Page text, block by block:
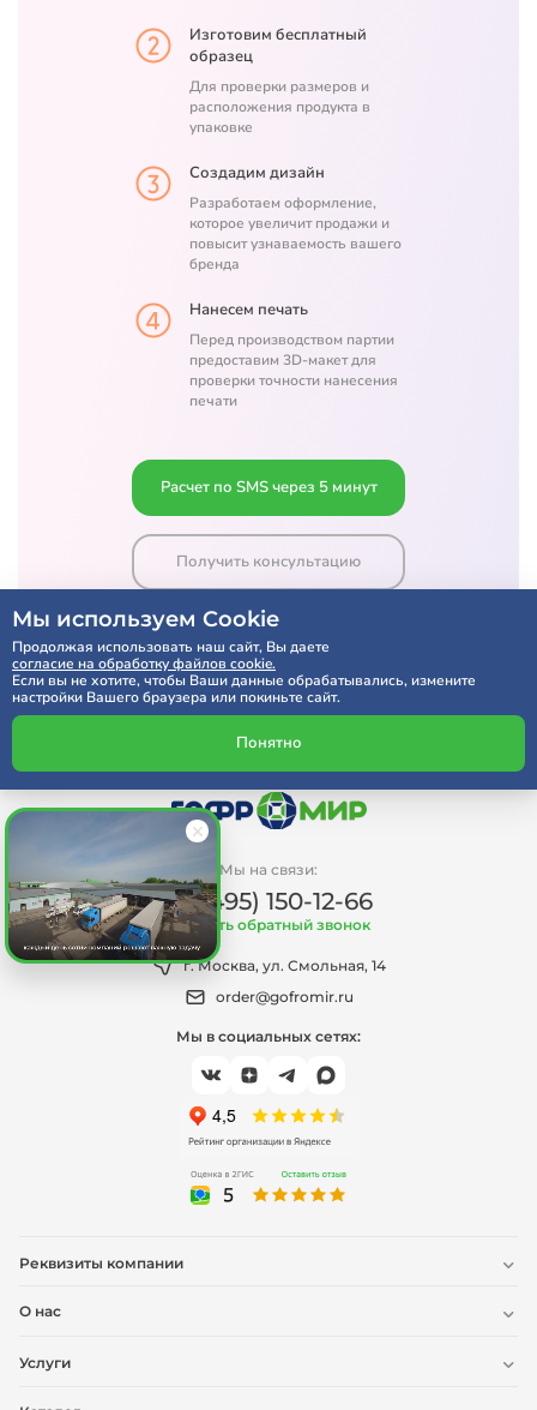
Изготовим бесплатный
образец
Для проверки размеров и
расположения продукта в
упаковке
Создадим дизайн
Разработаем оформление,
которое увеличит продажи и
повысит узнаваемость вашего
бренда
Нанесем печать
Перед производством партии
предоставим 3D-макет для
проверки точности нанесения
печати
Расчет по SMS через 5 минут
Получить консультацию
Мы на связи:
+7 (495) 150-12-66
Заказать обратный звонок
г. Москва, ул. Смольная, 14
order@gofromir.ru
Мы в социальных сетях:
Реквизиты компании
О нас
Услуги
Мы используем Cookie
Продолжая использовать наш сайт, Вы даете
согласие на обработку файлов cookie.
Если вы не хотите, чтобы Ваши данные обрабатывались, измените
настройки Вашего браузера или покиньте сайт.
Понятно